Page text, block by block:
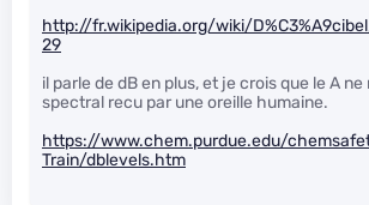
http://fr.wikipedia.org/wiki/
29
il parle de dB en plus, et je crois que le A
spectral recu par une oreille humaine.
https://www.chem.purdue.edu/
Train/dblevels.htm